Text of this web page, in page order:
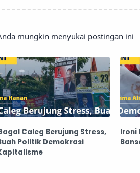
mungkin menyukai postingan ini
Caleg Berujung Stress,
Politik Demokrasi
Ironi